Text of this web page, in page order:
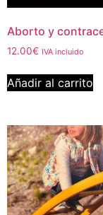
Aborto y
12.00€ IVA incluido
Añadir al carrito